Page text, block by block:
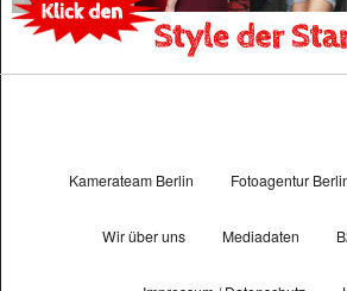
Kamerateam Berlin Fotoagentur
Wir über uns Mediadaten